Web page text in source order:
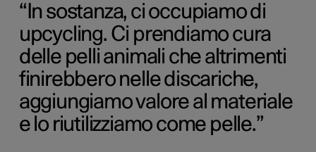
In sostanza, ci occupiamo di
upcycling. Ci prendiamo cura
delle pelli animali che altrimenti
finirebbero nelle discariche,
aggiungiamo valore al materiale
e lo riutilizziamo come pelle.